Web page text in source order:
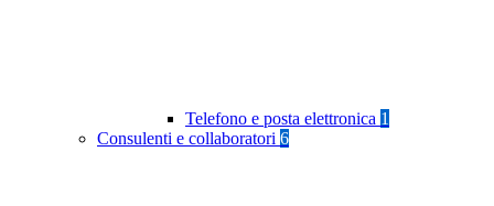
Telefono e posta elettronica 1
Consulenti e collaboratori 6